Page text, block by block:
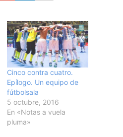
Cinco contra cuatro.
Epílogo. Un equipo de
fútbolsala
5 octubre, 2016
En «Notas a vuela
pluma»